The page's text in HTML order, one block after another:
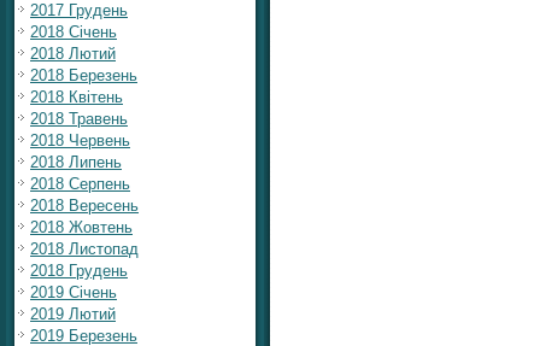
2017 Грудень
2018 Січень
2018 Лютий
2018 Березень
2018 Квітень
2018 Травень
2018 Червень
2018 Липень
2018 Серпень
2018 Вересень
2018 Жовтень
2018 Листопад
2018 Грудень
2019 Січень
2019 Лютий
2019 Березень